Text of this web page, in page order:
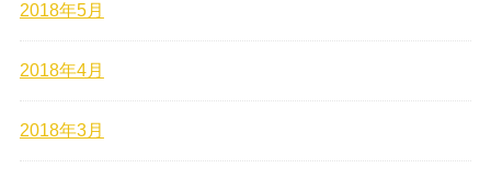
2018年5月
2018年4月
2018年3月